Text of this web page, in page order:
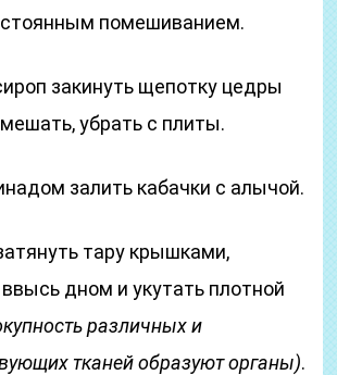
помешиванием.
закинуть щепотку цедры
убрать с плиты.
залить кабачки с алычой.
тару крышками,
дном и укутать плотной
различных и
тканей образуют органы).